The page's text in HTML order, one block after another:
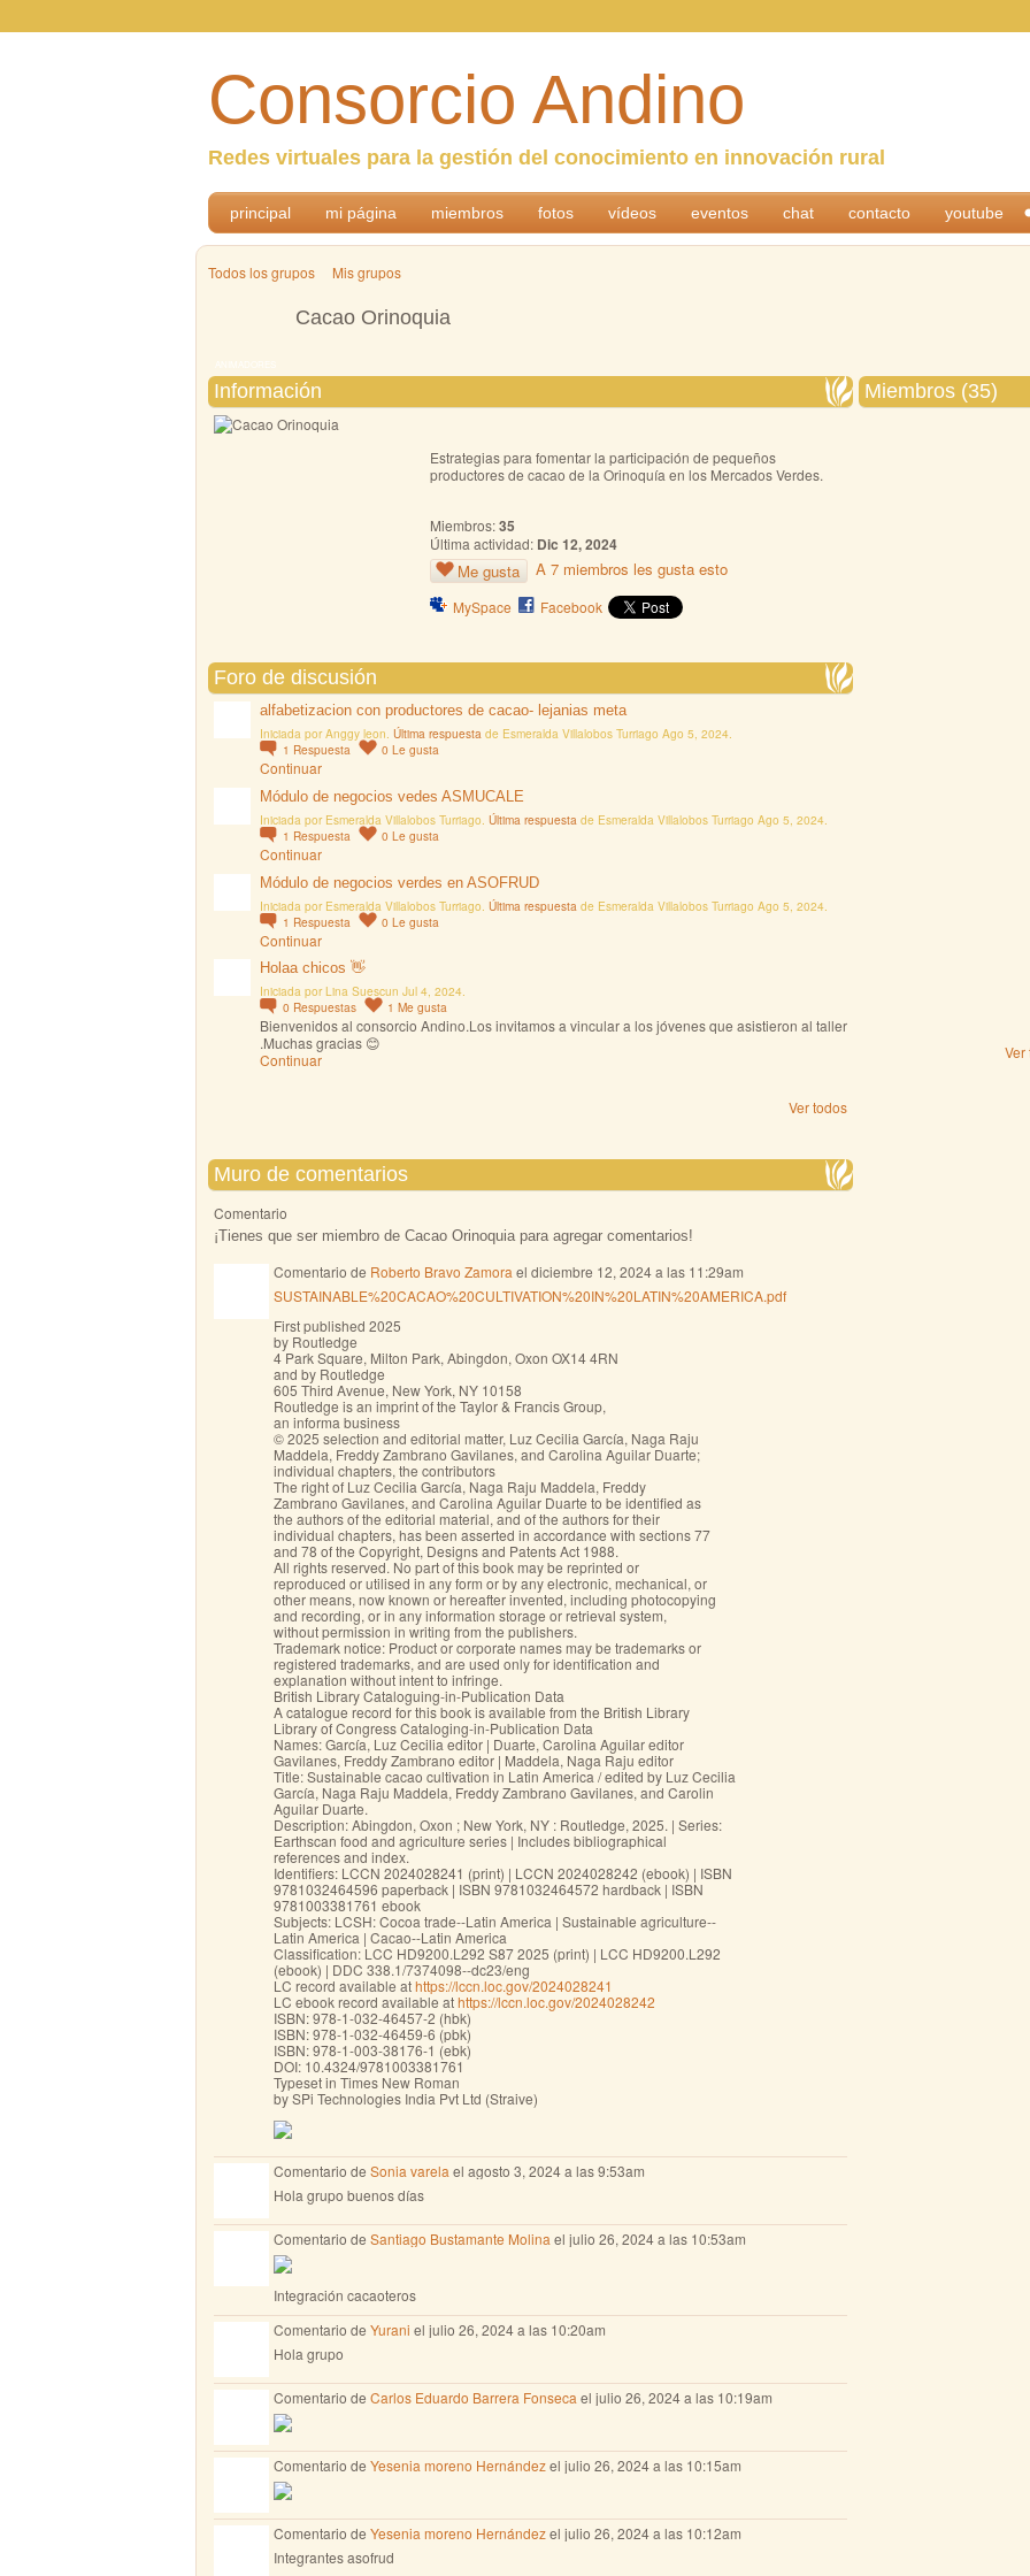
Consorcio Andino
Redes virtuales para la gestión del conocimiento en innovación rural
principal mi página miembros fotos vídeos eventos chat contacto youtube
Todos los grupos Mis grupos
ANIMADORES
Cacao Orinoquia
Información
Estrategias para fomentar la participación de pequeños
productores de cacao de la Orinoquía en los Mercados Verdes.
Miembros:35
Última actividad: Dic 12, 2024
Me gusta A 7 miembros les gusta esto
MySpace Facebook
Foro de discusión
alfabetizacion con productores de cacao- lejanias meta
Iniciada por Anggy leon. Última respuesta de Esmeralda Villalobos Turriago Ago 5, 2024.
1 Respuesta 0 Le gusta
Continuar
Módulo de negocios vedes ASMUCALE
Iniciada por Esmeralda Villalobos Turriago. Última respuesta de Esmeralda Villalobos Turriago Ago 5, 2024.
1 Respuesta 0 Le gusta
Continuar
Módulo de negocios verdes en ASOFRUD
Iniciada por Esmeralda Villalobos Turriago. Última respuesta de Esmeralda Villalobos Turriago Ago 5, 2024.
1 Respuesta 0 Le gusta
Continuar
Holaa chicos 👋
Iniciada por Lina Suescun Jul 4, 2024.
0 Respuestas 1 Me gusta
Bienvenidos al consorcio Andino.Los invitamos a vincular a los jóvenes que asistieron al taller
.Muchas gracias 😊
Continuar
Ver todos
Muro de comentarios
Comentario
¡Tienes que ser miembro de Cacao Orinoquia para agregar comentarios!
Comentario de Roberto Bravo Zamora el diciembre 12, 2024 a las 11:29am
SUSTAINABLE%20CACAO%20CULTIVATION%20IN%20LATIN%20AMERICA.pdf
First published 2025
by Routledge
4 Park Square, Milton Park, Abingdon, Oxon OX14 4RN
and by Routledge
605 Third Avenue, New York, NY 10158
Routledge is an imprint of the Taylor & Francis Group,
an informa business
© 2025 selection and editorial matter, Luz Cecilia García, Naga Raju
Maddela, Freddy Zambrano Gavilanes, and Carolina Aguilar Duarte;
individual chapters, the contributors
The right of Luz Cecilia García, Naga Raju Maddela, Freddy
Zambrano Gavilanes, and Carolina Aguilar Duarte to be identified as
the authors of the editorial material, and of the authors for their
individual chapters, has been asserted in accordance with sections 77
and 78 of the Copyright, Designs and Patents Act 1988.
All rights reserved. No part of this book may be reprinted or
reproduced or utilised in any form or by any electronic, mechanical, or
other means, now known or hereafter invented, including photocopying
and recording, or in any information storage or retrieval system,
without permission in writing from the publishers.
Trademark notice: Product or corporate names may be trademarks or
registered trademarks, and are used only for identification and
explanation without intent to infringe.
British Library Cataloguing-in-Publication Data
A catalogue record for this book is available from the British Library
Library of Congress Cataloging-in-Publication Data
Names: García, Luz Cecilia editor | Duarte, Carolina Aguilar editor
Gavilanes, Freddy Zambrano editor | Maddela, Naga Raju editor
Title: Sustainable cacao cultivation in Latin America / edited by Luz Cecilia
García, Naga Raju Maddela, Freddy Zambrano Gavilanes, and Carolin
Aguilar Duarte.
Description: Abingdon, Oxon ; New York, NY : Routledge, 2025. | Series:
Earthscan food and agriculture series | Includes bibliographical
references and index.
Identifiers: LCCN 2024028241 (print) | LCCN 2024028242 (ebook) | ISBN
9781032464596 paperback | ISBN 9781032464572 hardback | ISBN
9781003381761 ebook
Subjects: LCSH: Cocoa trade--Latin America | Sustainable agriculture--
Latin America | Cacao--Latin America
Classification: LCC HD9200.L292 S87 2025 (print) | LCC HD9200.L292
(ebook) | DDC 338.1/7374098--dc23/eng
LC record available athttps://lccn.loc.gov/2024028241
LC ebook record available athttps://lccn.loc.gov/2024028242
ISBN: 978-1-032-46457-2 (hbk)
ISBN: 978-1-032-46459-6 (pbk)
ISBN: 978-1-003-38176-1 (ebk)
DOI: 10.4324/9781003381761
Typeset in Times New Roman
by SPi Technologies India Pvt Ltd (Straive)
Comentario de Sonia varela el agosto 3, 2024 a las 9:53am
Hola grupo buenos días
Comentario de Santiago Bustamante Molina el julio 26, 2024 a las 10:53am
Integración cacaoteros
Comentario de Yurani el julio 26, 2024 a las 10:20am
Hola grupo
Comentario de Carlos Eduardo Barrera Fonseca el julio 26, 2024 a las 10:19am
Comentario de Yesenia moreno Hernándezel julio 26, 2024 a las 10:15am
Comentario de Yesenia moreno Hernándezel julio 26, 2024 a las 10:12am
Integrantes asofrud
Miembros (35)
Ver